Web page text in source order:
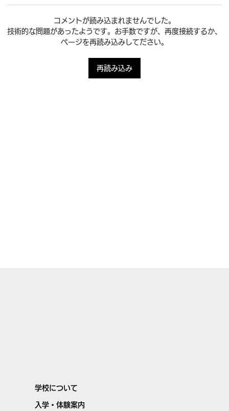
amazing college 8月度の学校運営＆夏季
休のお知らせ
コメントが読み込まれませんでした。
技術的な問題があったようです。お手数ですが、再度接続するか、
ページを再読み込みしてださい。
再読み込み
学校について
入学・体験案内